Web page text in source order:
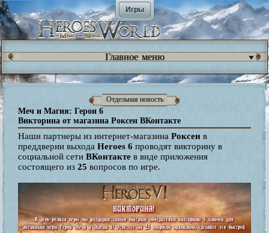
Игры
Главное меню
Отдельная новость
Меч и Магия: Герои 6
Викторина от магазина Роксен ВКонтакте
Наши партнеры из интернет-магазина Роксен в
преддверии выхода Heroes 6 проводят викторину в
социальной сети ВКонтакте в виде приложения
состоящего из 25 вопросов по игре.